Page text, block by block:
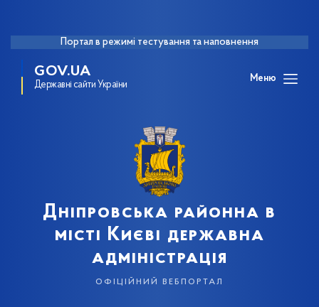
Портал в режимі тестування та наповнення
GOV.UA
Державні сайти України
Меню
Дніпровська районна в
місті Києві державна
адміністрація
офіційний вебпортал